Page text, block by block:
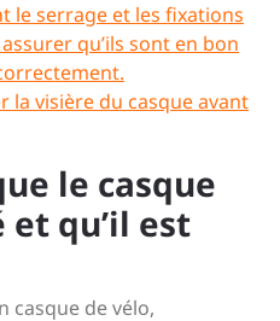
le serrage et les fixations
qu’ils sont en bon
la visière du casque avant
le casque
qu’il est
casque de vélo,